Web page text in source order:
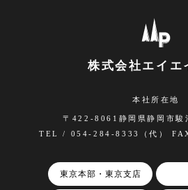
株式会社エイエ
本社所在地
〒422-8061静岡県静岡市駿
TEL / 054-284-8333（代）
東京本部・東京支店